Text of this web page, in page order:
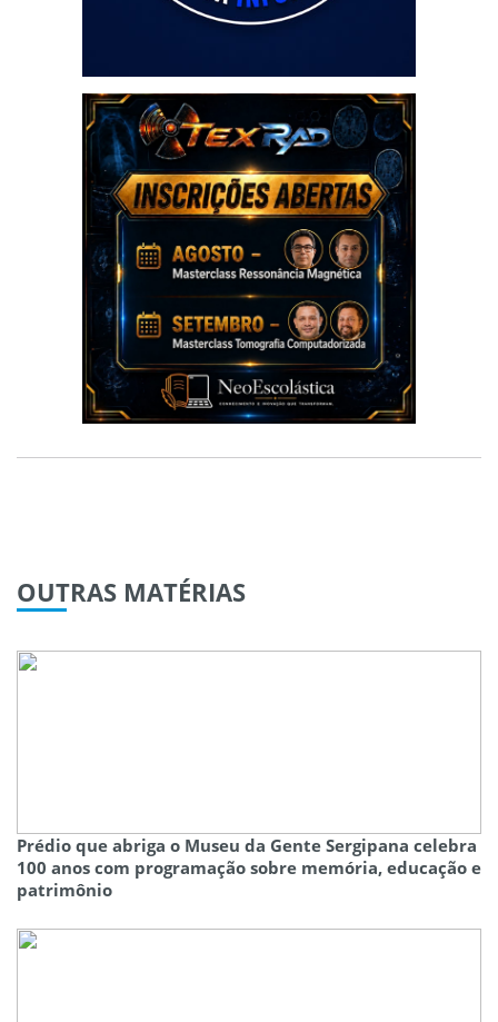
OUTRAS MATÉRIAS
Prédio que abriga o Museu da Gente Sergipana celebra
100 anos com programação sobre memória, educação e
patrimônio